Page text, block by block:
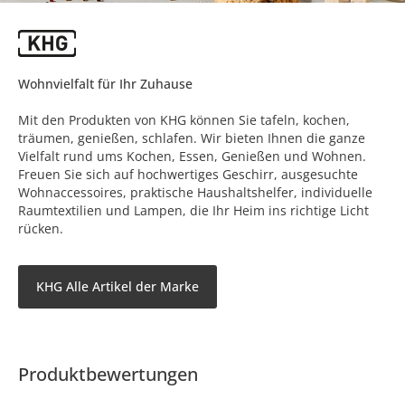
Wohnvielfalt für Ihr Zuhause
Mit den Produkten von KHG können Sie tafeln, kochen,
träumen, genießen, schlafen. Wir bieten Ihnen die ganze
Vielfalt rund ums Kochen, Essen, Genießen und Wohnen.
Freuen Sie sich auf hochwertiges Geschirr, ausgesuchte
Wohnaccessoires, praktische Haushaltshelfer, individuelle
Raumtextilien und Lampen, die Ihr Heim ins richtige Licht
rücken.
KHG Alle Artikel der Marke
Produktbewertungen